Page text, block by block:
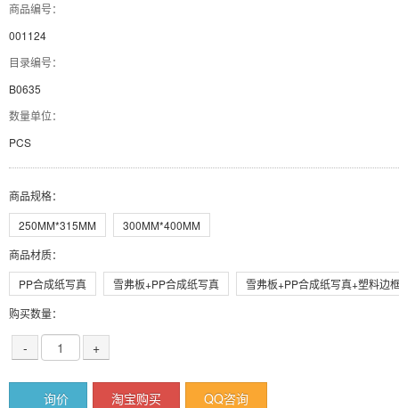
商品编号：
001124
目录编号：
B0635
数量单位：
PCS
商品规格：
250MM*315MM
300MM*400MM
商品材质：
PP合成纸写真
雪弗板+PP合成纸写真
雪弗板+PP合成纸写真+塑料边
购买数量：
- +
询价 淘宝购买 QQ咨询